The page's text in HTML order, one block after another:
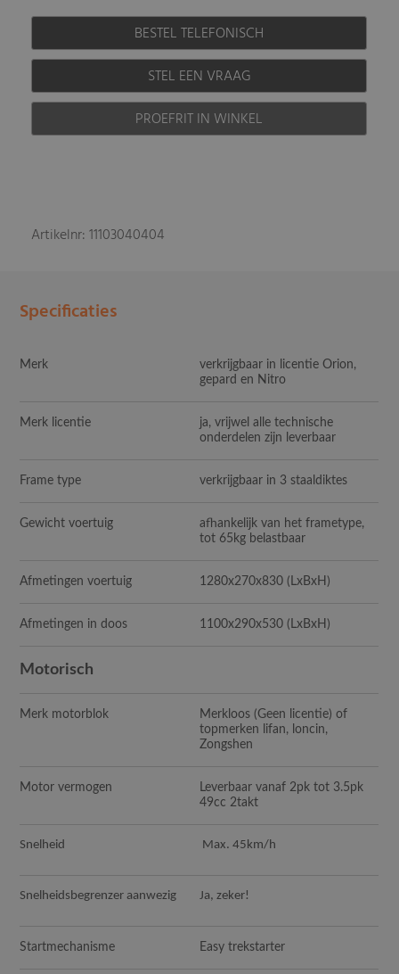
BESTEL TELEFONISCH
STEL EEN VRAAG
PROEFRIT IN WINKEL
Artikelnr: 11103040404
Specificaties
Merk
verkrijgbaar in licentie Orion,
gepard en Nitro
Merk licentie
ja, vrijwel alle technische
onderdelen zijn leverbaar
Frame type verkrijgbaar in 3 staaldiktes
Gewicht voertuig
afhankelijk van het frametype,
tot 65kg belastbaar
Afmetingen voertuig 1280x270x830 (LxBxH)
Afmetingen in doos 1100x290x530 (LxBxH)
Motorisch
Merk motorblok
Merkloos (Geen licentie) of
topmerken lifan, loncin,
Zongshen
Motor vermogen
Leverbaar vanaf 2pk tot 3.5pk
49cc 2takt
Snelheid Max. 45km/h
Snelheidsbegrenzer aanwezig Ja, zeker!
Startmechanisme Easy trekstarter